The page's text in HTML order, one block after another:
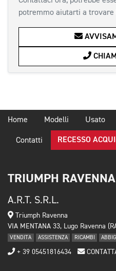
potremmo aiutarti a trovare
Home Modelli Usato
Contatti RECESSO
TRIUMPH RAVENNA
A.R.T. S.R.L.
Triumph Ravenna
VIA MENTANA 33, Lugo Ravenna
VENDITA ASSISTENZA RICAMBI
+ 39 05451816434